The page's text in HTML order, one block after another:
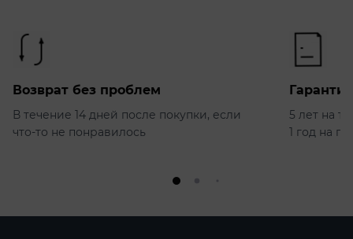
Возврат без проблем
В течение 14 дней после покупки, если
что-то не понравилось
Гарантия
5 лет на
1 год на